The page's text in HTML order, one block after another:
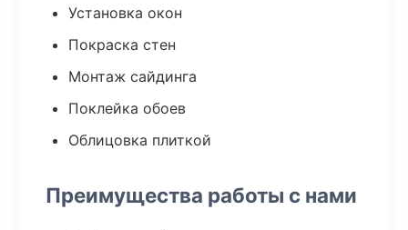
Установка окон
Покраска стен
Монтаж сайдинга
Поклейка обоев
Облицовка плиткой
Преимущества работы с нами